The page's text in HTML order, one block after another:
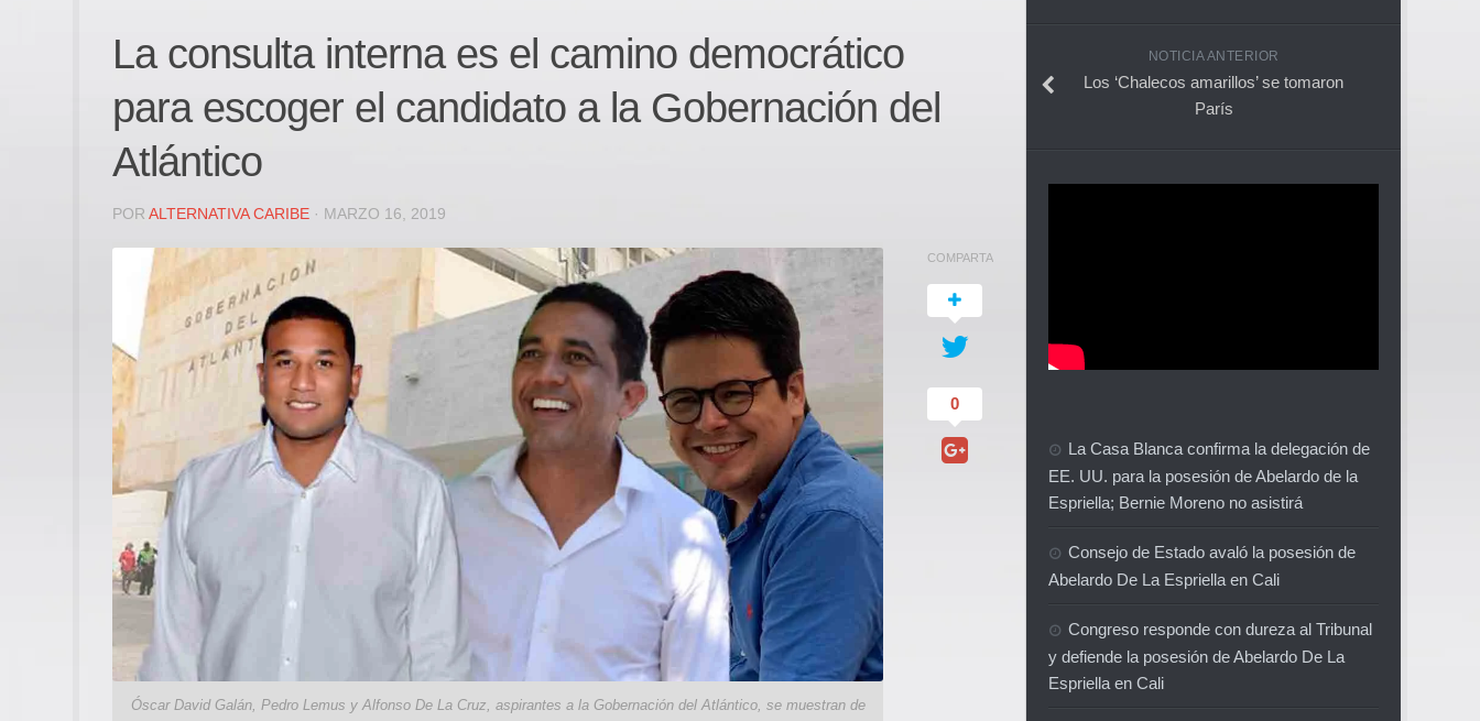
La consulta interna es el camino democrático
para escoger el candidato a la Gobernación del
Atlántico
POR ALTERNATIVA CARIBE · MARZO 16, 2019
Óscar David Galán, Pedro Lemus y Alfonso De La Cruz, aspirantes a la Gobernación del Atlántico, se muestran de
COMPARTA
0
NOTICIA ANTERIOR
Los ‘Chalecos amarillos’ se tomaron
París
La Casa Blanca confirma la delegación de
EE. UU. para la posesión de Abelardo de la
Espriella; Bernie Moreno no asistirá
Consejo de Estado avaló la posesión de
Abelardo De La Espriella en Cali
Congreso responde con dureza al Tribunal
y defiende la posesión de Abelardo De La
Espriella en Cali